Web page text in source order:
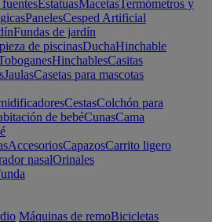
EstatuasMacetasTermómetros y
PanelesCesped Artificial
Fundas de jardín
de piscinasDuchaHinchable
HinchablesCasitas
JaulasCasetas para mascotas
CestasColchón para
de bebéCunasCama
AccesoriosCapazosCarrito ligero
nasalOrinales
Máquinas de remoBicicletas